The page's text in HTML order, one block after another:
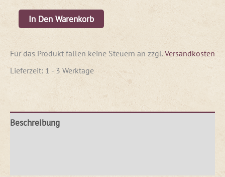
In Den Warenkorb
Für das Produkt fallen keine Steuern an zzgl.Versandkosten
Lieferzeit: 1 - 3 Werktage
Beschreibung